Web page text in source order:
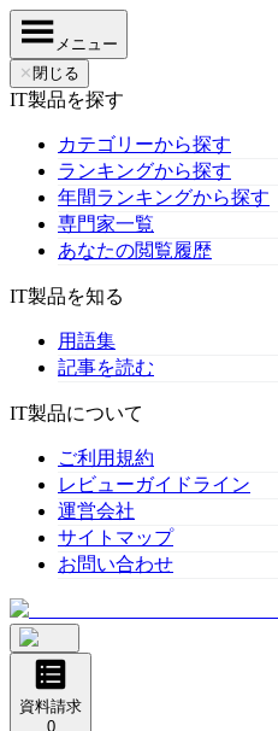
メニュー
✕ 閉じる
IT製品を探す
カテゴリーから探す
ランキングから探す
年間ランキングから探す
専門家一覧
あなたの閲覧履歴
IT製品を知る
用語集
記事を読む
IT製品について
ご利用規約
レビューガイドライン
運営会社
サイトマップ
お問い合わせ
資料請求
0